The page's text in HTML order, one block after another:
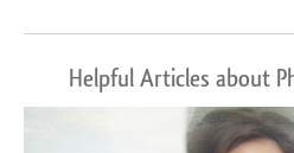
Helpful Articles about